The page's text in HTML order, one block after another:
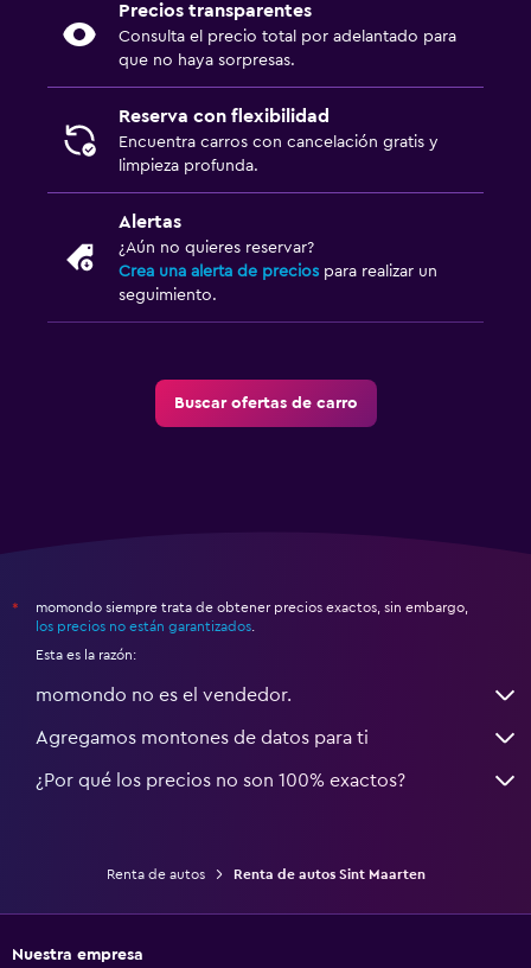
Precios transparentes
Consulta el precio total por adelantado para
que no haya sorpresas.
Reserva con flexibilidad
Encuentra carros con cancelación gratis y
limpieza profunda.
Alertas
¿Aún no quieres reservar?
Crea una alerta de precios para realizar un
seguimiento.
Buscar ofertas de carro
*
momondo siempre trata de obtener precios exactos, sin embargo,
los precios no están garantizados.
Esta es la razón:
momondo no es el vendedor.
Agregamos montones de datos para ti
¿Por qué los precios no son 100% exactos?
Renta de autos Renta de autos Sint Maarten
Nuestra empresa